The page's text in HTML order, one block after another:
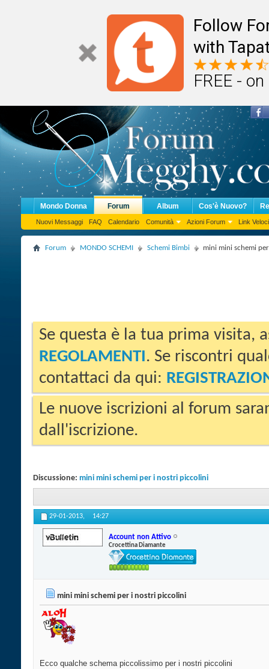
Follow
with
FREE -
Mondo Donna Forum
Nuovi Messaggi FAQ Calendario Comunità Azioni Forum Link Veloci
Album Cos'è Nuovo?
Forum MONDO SCHEMI Schemi Bimbi mini mini schemi
Se questa è la tua prima visita,
REGOLAMENTI. Se riscontri
contattaci da qui:
Le nuove iscrizioni al forum
dall'iscrizione.
Discussione: mini mini schemi per i nostri piccolini
29-01-2013, 14:27
Account non Attivo
Crocettina Diamante
mini mini schemi per i nostri piccolini
Ecco qualche schema piccolissimo per i nostri piccolini